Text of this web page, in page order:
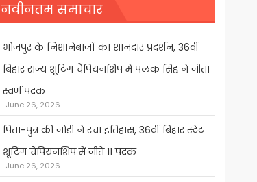
नवीनतम समाचार
भोजपुर के निशानेबाजों का शानदार प्रदर्शन, 36वीं
बिहार राज्य शूटिंग चैंपियनशिप में पलक सिंह ने जीता
स्वर्ण पदक
June 26, 2026
पिता-पुत्र की जोड़ी ने रचा इतिहास, 36वीं बिहार स्टेट
शूटिंग चैंपियनशिप में जीते 11 पदक
June 26, 2026